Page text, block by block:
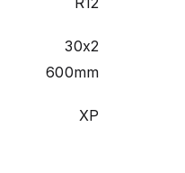
30x2
600mm
XP